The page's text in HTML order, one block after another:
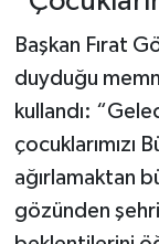
Başkan Fırat
duyduğu
kullandı:
çocuklarımızı
ağırlamaktan
gözünden